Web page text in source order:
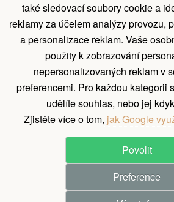
také sledovací soubory cookie a
reklamy za účelem analýzy provozu,
a personalizace reklam. Vaše
použity k zobrazování
nepersonalizovaných reklam v
preferencemi. Pro každou kategorii
udělíte souhlas, nebo jej
Zjistěte více o tom, jak Google
Povolit
Preference
Všeobecné obchodní podmínky a
údajů
Díky montáži od nás ušetříte 9% z ceny
Zásady zpracování osobních údajů
All rights reserved.